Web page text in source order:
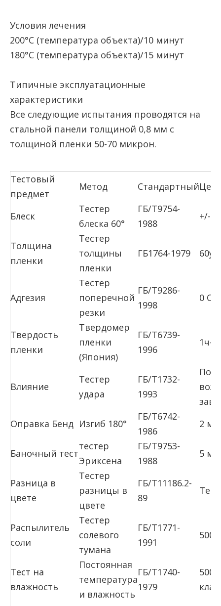
Условия лечения
200°C (температура объекта)/10 минут
180°C (температура объекта)/15 минут
Типичные эксплуатационные
характеристики
Все следующие испытания проводятся на
стальной панели толщиной 0,8 мм с
толщиной пленки 50-70 микрон.
Тестовый
предмет
Метод СтандартныйЦель
Блеск
Тестер
блеска 60°
ГБ/Т9754-
1988
+/-
Толщина
пленки
Тестер
толщины
пленки
ГБ1764-1979
Адгезия
Тестер
поперечной
резки
ГБ/Т9286-
1998
0
Твердость
пленки
Твердомер
пленки
(Япония)
ГБ/Т6739-
1996
1ч-
Влияние
Тестер
удара
ГБ/Т1732-
1993
Оправка Бенд Изгиб 180°
ГБ/Т6742-
1986
2
Баночный тест
тестер
Эриксена
ГБ/Т9753-
1988
5
Разница в
цвете
Тестер
разницы в
цвете
ГБ/Т11186.2-
89
Распылитель
соли
Тестер
солевого
тумана
ГБ/Т1771-
1991
500ч
Тест на
влажность
Постоянная
температура
и влажность
ГБ/Т1740-
1979